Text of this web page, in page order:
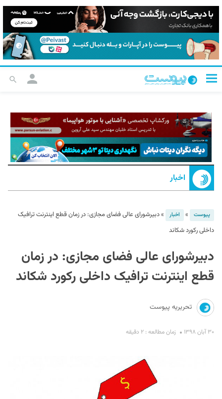
اخبار
پیوست » اخبار »دبیرشورای عالی فضای مجازی: در زمان قطع اینترنت ترافیک
داخلی رکورد شکاند
دبیرشورای عالی فضای مجازی: در زمان
قطع اینترنت ترافیک داخلی رکورد شکاند
تحریریه پیوست
۳۰ آبان ۱۳۹۸ زمان مطالعه : ۲ دقیقه